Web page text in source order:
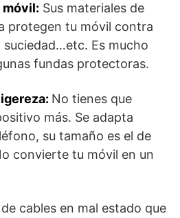
Sus materiales de
protegen tu móvil contra
Es mucho
fundas protectoras.
No tienes que
más. Se adapta
su tamaño es el de
convierte tu móvil en un
cables en mal estado que